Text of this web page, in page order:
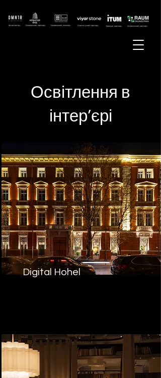
Освітлення в
інтер’єрі
Digital Hohel